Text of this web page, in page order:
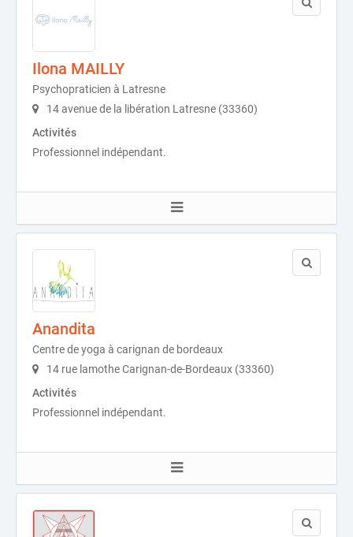
Ilona MAILLY
Psychopraticien à Latresne
14 avenue de la libération Latresne (33360)
Activités
Professionnel indépendant.
Anandita
Centre de yoga à carignan de bordeaux
14 rue lamothe Carignan-de-Bordeaux (33360)
Activités
Professionnel indépendant.